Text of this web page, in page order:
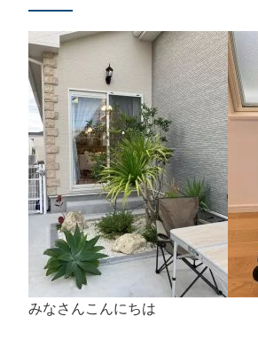
みなさんこんにちは